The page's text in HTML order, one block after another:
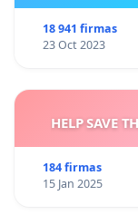
18 941 firmas
23 Oct 2023
HELP SAVE
184 firmas
15 Jan 2025